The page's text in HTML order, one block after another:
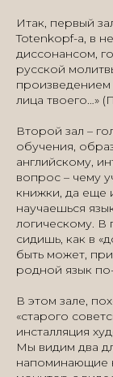
Итак, первый
Totenkopf-а, в
диссонансом,
русской
лица твоего…»
Второй зал –
обучения,
английскому,
вопрос – чему
книжки, да еще
научаешься
логическому. В
сидишь, как в
быть может,
родной язык
В этом зале,
«старого
инсталляция
Мы видим два
напоминающие